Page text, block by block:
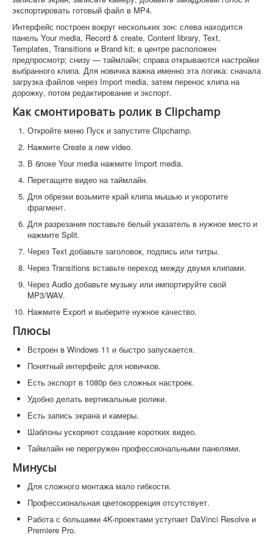
экспортировать готовый файл в MP4.
Интерфейс построен вокруг нескольких зон: слева находится
панель Your media, Record & create, Content library, Text,
Templates, Transitions и Brand kit; в центре расположен
предпросмотр; снизу — таймлайн; справа открываются настройки
выбранного клипа. Для новичка важна именно эта логика: сначала
загрузка файлов через Import media, затем перенос клипа на
дорожку, потом редактирование и экспорт.
Как смонтировать ролик в Clipchamp
Откройте меню Пуск и запустите Clipchamp.
Нажмите Create a new video.
В блоке Your media нажмите Import media.
Перетащите видео на таймлайн.
Для обрезки возьмите край клипа мышью и укоротите
фрагмент.
Для разрезания поставьте белый указатель в нужное место и
нажмите Split.
Через Text добавьте заголовок, подпись или титры.
Через Transitions вставьте переход между двумя клипами.
Через Audio добавьте музыку или импортируйте свой
MP3/WAV.
Нажмите Export и выберите нужное качество.
Плюсы
Встроен в Windows 11 и быстро запускается.
Понятный интерфейс для новичков.
Есть экспорт в 1080p без сложных настроек.
Удобно делать вертикальные ролики.
Есть запись экрана и камеры.
Шаблоны ускоряют создание коротких видео.
Таймлайн не перегружен профессиональными панелями.
Минусы
Для сложного монтажа мало гибкости.
Профессиональная цветокоррекция отсутствует.
Работа с большими 4K-проектами уступает DaVinci Resolve и
Premiere Pro.